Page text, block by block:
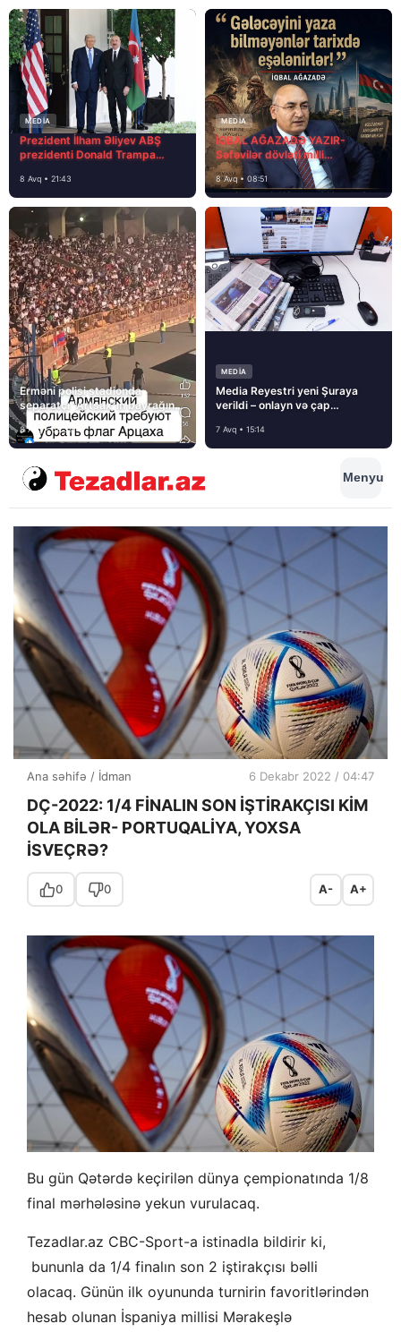
MEDİA
Prezident İlham Əliyev ABŞ
prezidenti Donald Trampa
8 Avq • 21:43
MEDİA
İQBAL AĞAZADƏ YAZIR-
Səfəvilər dövləti milli
dövlətdirmi?
8 Avq • 08:51
Erməni polisi stadionda
separatçı “Artsax”ın bayrağını
müsadirə etdi və…
8 Avq • 08:39
MEDİA
Media Reyestri yeni Şuraya
verildi – onlayn və çap
7 Avq • 15:14
Menyu
Ana səhifə / İdman 6 Dekabr 2022 / 04:47
DÇ-2022: 1/4 FİNALIN SON İŞTİRAKÇISI KİM
OLA BİLƏR- PORTUQALİYA, YOXSA
İSVEÇRƏ?
0 0 A- A+
Bu gün Qətərdə keçirilən dünya çempionatında 1/8
final mərhələsinə yekun vurulacaq.
Tezadlar.az CBC-Sport-a istinadla bildirir ki,
bununla da 1/4 finalın son 2 iştirakçısı bəlli
olacaq. Günün ilk oyununda turnirin favoritlərindən
hesab olunan İspaniya millisi Mərakeşlə